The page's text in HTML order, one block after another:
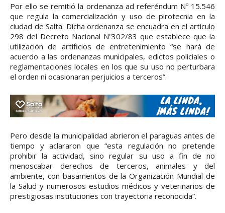
Por ello se remitió la ordenanza ad referéndum Nº 15.546
que regula la comercialización y uso de pirotecnia en la
ciudad de Salta. Dicha ordenanza se encuadra en el artículo
298 del Decreto Nacional Nº302/83 que establece que la
utilización de artificios de entretenimiento “se hará de
acuerdo a las ordenanzas municipales, edictos policiales o
reglamentaciones locales en los que su uso no perturbara
el orden ni ocasionaran perjuicios a terceros”.
Pero desde la municipalidad abrieron el paraguas antes de
tiempo y aclararon que “esta regulación no pretende
prohibir la actividad, sino regular su uso a fin de no
menoscabar derechos de terceros, animales y del
ambiente, con basamentos de la Organización Mundial de
la Salud y numerosos estudios médicos y veterinarios de
prestigiosas instituciones con trayectoria reconocida”.